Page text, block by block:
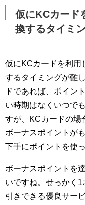
仮にKCカード
換するタイミ
仮にKCカードを利用
するタイミングが難
ドであれば、ポイン
い時期はなくいつで
すが、KCカードの場
ボーナスポイントが
下手にポイントを使
ボーナスポイントを
いですね。せっかく
引きできる優良サー